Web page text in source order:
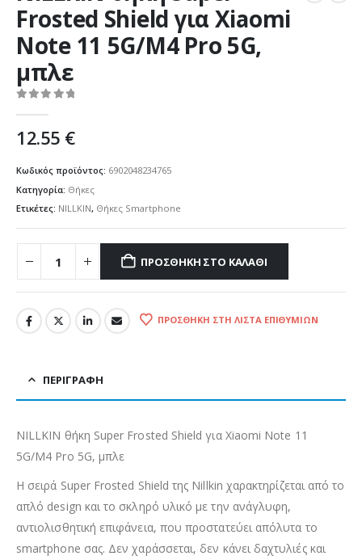
Frosted Shield για Xiaomi
Note 11 5G/M4 Pro 5G,
μπλε
12.55 €
Κωδικός προϊόντος: 6902048234765
Κατηγορία: Θήκες
Ετικέτες: NILLKIN, Θήκες Smartphone
ΠΡΟΣΘΉΚΗ ΣΤΟ ΚΑΛΆΘΙ
ΠΡΟΣΘΉΚΗ ΣΤΗ ΛΊΣΤΑ ΕΠΙΘΥΜΙΏΝ
ΠΕΡΙΓΡΑΦΉ
NILLKIN θήκη Super Frosted Shield για Xiaomi Note 11
5G/M4 Pro 5G, μπλε
Η σειρά Super Frosted Shield της Nillkin χαρακτηρίζεται από το
απλό design και το σκληρό υλικό με την ανάγλυφη,
αντιολισθητική επιφάνεια, που προστατεύει απόλυτα το
smartphone σας. Δεν χαράσσεται, δεν κάνει δαχτυλιές και